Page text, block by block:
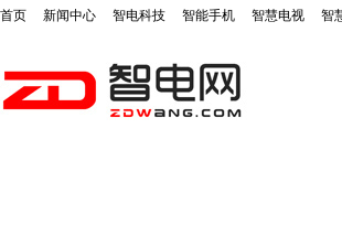
首页 新闻中心 智电科技 智能手机 智慧电视 智